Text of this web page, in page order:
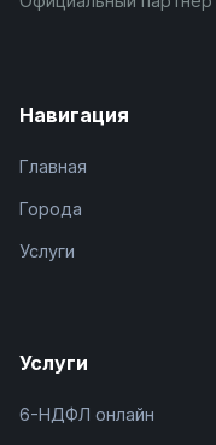
Навигация
Главная
Города
Услуги
Услуги
6-НДФЛ онлайн